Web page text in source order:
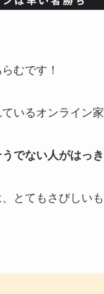
むです！
いるオンライン家
でない人がはっ
とてもさびしいも